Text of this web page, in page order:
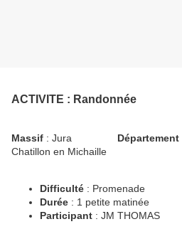
ACTIVITE : Randonnée
Massif : Jura Département
Chatillon en Michaille
Difficulté : Promenade
Durée : 1 petite matinée
Participant : JM THOMAS